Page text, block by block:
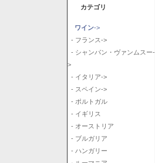
カテゴリ
ワイン->
- フランス->
- シャンパン・ヴァンムスー-
>
- イタリア->
- スペイン->
- ポルトガル
- イギリス
- オーストリア
- ブルガリア
- ハンガリー